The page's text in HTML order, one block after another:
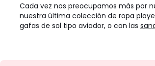
Cada vez nos preocupamos más por
nuestra última colección de ropa
gafas de sol tipo aviador, o con las